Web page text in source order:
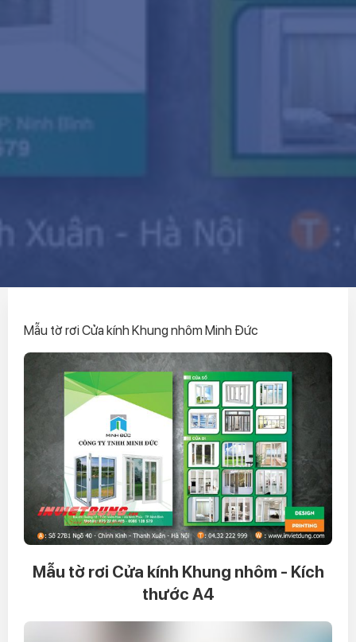
Mẫu tờ rơi Cửa kính Khung nhôm Minh Đức
Mẫu tờ rơi Cửa kính Khung nhôm - Kích
thước A4